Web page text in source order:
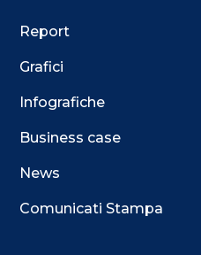
Report
Grafici
Infografiche
Business case
News
Comunicati Stampa